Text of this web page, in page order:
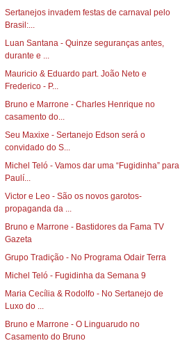
Sertanejos invadem festas de carnaval pelo
Brasil:...
Luan Santana - Quinze seguranças antes,
durante e ...
Mauricio & Eduardo part. João Neto e
Frederico - P...
Bruno e Marrone - Charles Henrique no
casamento do...
Seu Maxixe - Sertanejo Edson será o
convidado do S...
Michel Teló - Vamos dar uma “Fugidinha” para
Paulí...
Victor e Leo - São os novos garotos-
propaganda da ...
Bruno e Marrone - Bastidores da Fama TV
Gazeta
Grupo Tradição - No Programa Odair Terra
Michel Teló - Fugidinha da Semana 9
Maria Cecília & Rodolfo - No Sertanejo de
Luxo do ...
Bruno e Marrone - O Linguarudo no
Casamento do Bruno